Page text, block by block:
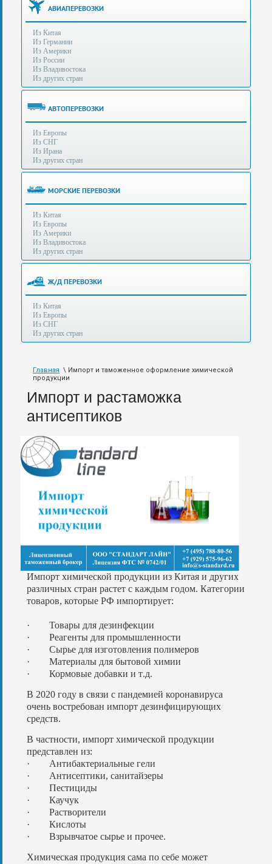
(495)
788-
Бесплатные
консультации
(Без
выходных
8:00
до
21:30)
Таможенное
оформление
грузов
аэропортах
Москвы
Шереметьево,
Внуково,
также
авиа,
железной
дороге.
96-62
+7 (925) 104-
15-94
e-mail:info@s-standard.ru
АВИАПЕРЕВОЗКИ
Из Китая
Из Германии
Из Америки
Из России
Из Владивостока
Из других стран
АВТОПЕРЕВОЗКИ
Из Европы
Из СНГ
Из Ирана
Из других стран
МОРСКИЕ ПЕРЕВОЗКИ
Из Китая
Из Европы
Из Америки
Из Владивостока
Из других стран
Ж/Д ПЕРЕВОЗКИ
Из Китая
Из Европы
Из СНГ
Из других стран
Главная \ Импорт и таможенное оформление химической
продукции
Импорт и растаможка
антисептиков
Импорт химической продукции из Китая и других
различных стран растет с каждым годом. Категории
товаров, которые РФ импортирует:
· Товары для дезинфекции
· Реагенты для промышленности
· Сырье для изготовления полимеров
· Материалы для бытовой химии
· Кормовые добавки и т.д.
В 2020 году в связи с пандемией коронавируса
очень востребован импорт дезинфицирующих
средств.
В частности, импорт химической продукции
представлен из:
· Антибактериальные гели
· Антисептики, санитайзеры
· Пестициды
· Каучук
· Растворители
· Кислоты
· Взрывчатое сырье и прочее.
Химическая продукция сама по себе может